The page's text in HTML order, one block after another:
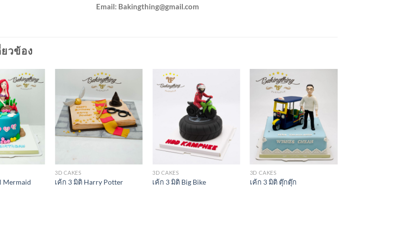
Email: Bakingthing@gmail.com
วข้อง
Mermaid
3D CAKES
เค้ก 3 มิติ Harry Potter
3D CAKES
เค้ก 3 มิติ Big Bike
3D CAKES
เค้ก 3 มิติ ตุ๊กตุ๊ก